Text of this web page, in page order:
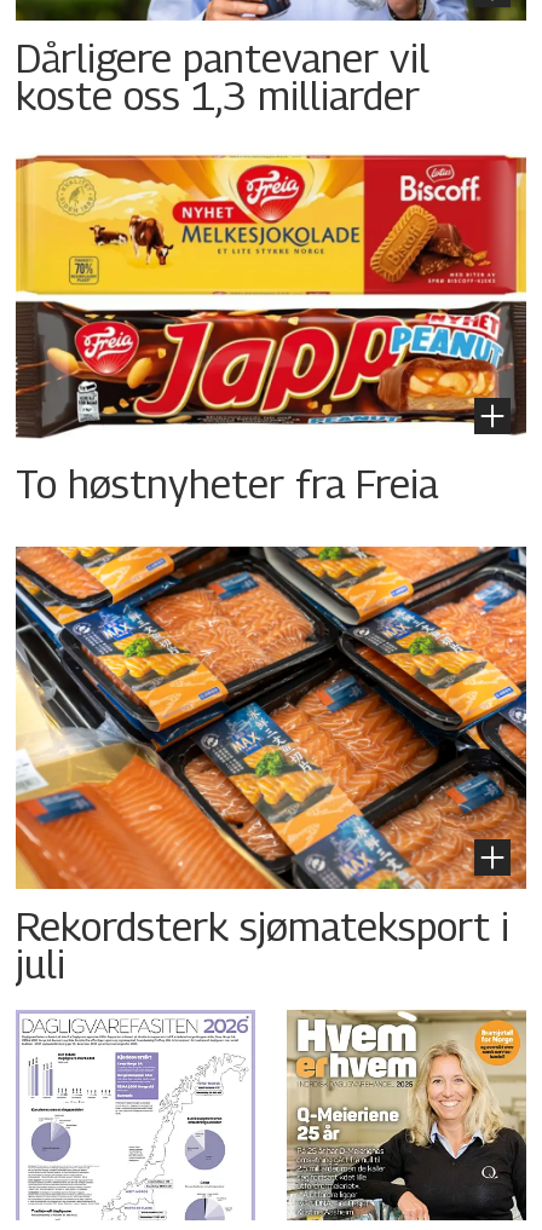
Dårligere pantevaner vil
koste oss 1,3 milliarder
To høstnyheter fra Freia
Rekordsterk sjømateksport i
juli